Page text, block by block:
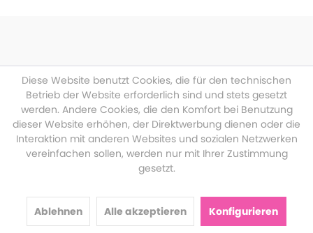
Diese Website benutzt Cookies, die für den technischen
Betrieb der Website erforderlich sind und stets gesetzt
werden. Andere Cookies, die den Komfort bei Benutzung
dieser Website erhöhen, der Direktwerbung dienen oder die
Interaktion mit anderen Websites und sozialen Netzwerken
vereinfachen sollen, werden nur mit Ihrer Zustimmung
gesetzt.
Ablehnen Alle akzeptieren Konfigurieren